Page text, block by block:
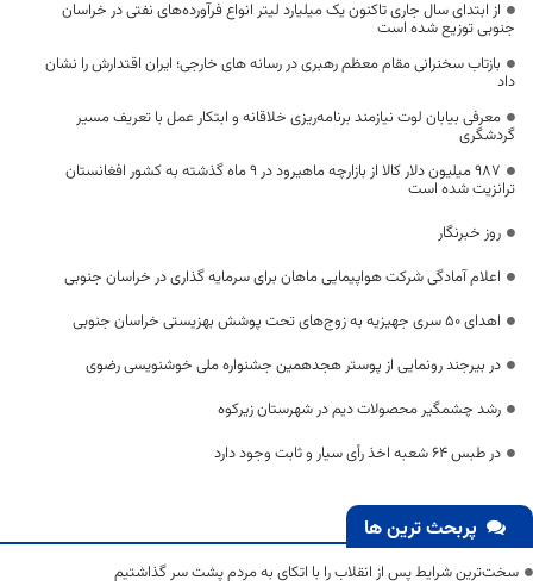
از ابتدای سال جاری تاکنون یک میلیارد لیتر انواع فرآورده‌های نفتی در خراسان
جنوبی توزیع شده است
بازتاب سخنرانی مقام معظم رهبری در رسانه های خارجی؛ ایران اقتدارش را نشان
داد
معرفی بیابان لوت نیازمند برنامه‌ریزی خلاقانه و ابتکار عمل با تعریف مسیر
گردشگری
۹۸۷ میلیون دلار کالا از بازارچه ماهیرود در ۹ ماه گذشته به کشور افغانستان
ترانزیت شده است
روز خبرنگار
اعلام آمادگی شرکت هواپیمایی ماهان برای سرمایه گذاری در خراسان جنوبی
اهدای 50 سری جهیزیه به زوج‌های تحت پوشش بهزیستی خراسان جنوبی
در بیرجند رونمایی از پوستر هجدهمین جشنواره ملی خوشنویسی رضوی
رشد چشمگیر محصولات دیم در شهرستان زیرکوه
در طبس ۶۴ شعبه اخذ رأی سیار و ثابت وجود دارد
پربحث ترین ها
سخت‌ترین شرایط پس از انقلاب را با اتکای به مردم پشت سر گذاشتیم